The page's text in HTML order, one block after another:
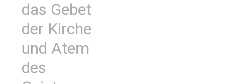
das Gebet
der Kirche
und Atem
des